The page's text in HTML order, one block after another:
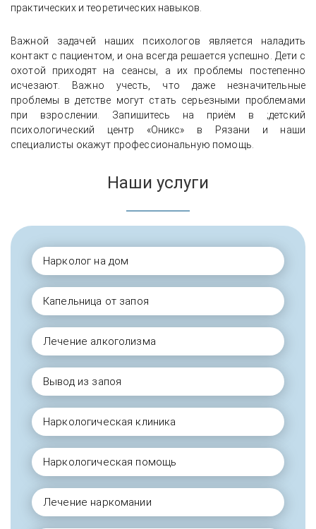
практических и теоретических навыков.
Важной задачей наших психологов является наладить
контакт с пациентом, и она всегда решается успешно. Дети с
охотой приходят на сеансы, а их проблемы постепенно
исчезают. Важно учесть, что даже незначительные
проблемы в детстве могут стать серьезными проблемами
при взрослении. Запишитесь на приём в ;детский
психологический центр «Оникс» в Рязани и наши
специалисты окажут профессиональную помощь.
Наши услуги
Нарколог на дом
Капельница от запоя
Лечение алкоголизма
Вывод из запоя
Наркологическая клиника
Наркологическая помощь
Лечение наркомании